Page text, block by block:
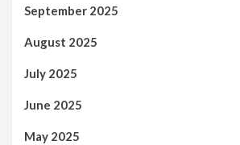
September 2025
August 2025
July 2025
June 2025
May 2025